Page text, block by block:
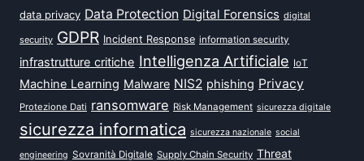
data privacy Data Protection Digital Forensics digital
security GDPR Incident Response information security
infrastrutture critiche Intelligenza Artificiale IoT
Machine Learning Malware NIS2 phishing Privacy
Protezione Dati ransomware Risk Management sicurezza digitale
sicurezza informatica sicurezza nazionale social
engineering Sovranità Digitale Supply Chain Security Threat